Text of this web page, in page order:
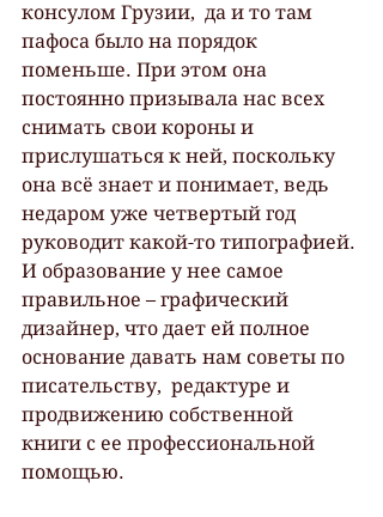
консулом Грузии,  да и то там
пафоса было на порядок
поменьше. При этом она
постоянно призывала нас всех
снимать свои короны и
прислушаться к ней, поскольку
она всё знает и понимает, ведь
недаром уже четвертый год
руководит какой-то типографией.
И образование у нее самое
правильное – графический
дизайнер, что дает ей полное
основание давать нам советы по
писательству,  редактуре и
продвижению собственной
книги с ее профессиональной
помощью.